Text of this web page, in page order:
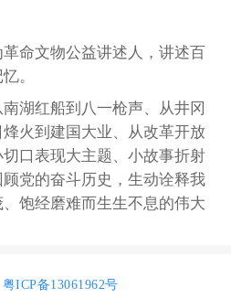
命文物公益讲述人，讲述百
。
湖红船到八一枪声、从井冈
火到建国大业、从改革开放
口表现大主题、小故事折射
党的奋斗历史，生动诠释我
饱经磨难而生生不息的伟大
粤ICP备13061962号